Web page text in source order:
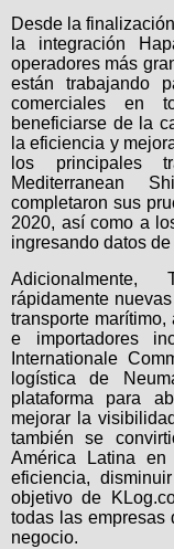
Desde la
la integración
operadores más
están trabajando
comerciales en
beneficiarse de la
la eficiencia y
los principales
Mediterranean
completaron sus
2020, así como a
ingresando datos
Adicionalmente,
rápidamente
transporte marítimo,
e importadores
Internationale
logística de
plataforma para
mejorar la
también se
América Latina
eficiencia,
objetivo de
todas las empresas
negocio.